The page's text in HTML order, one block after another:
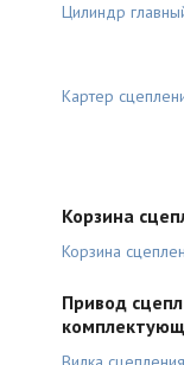
Цилиндр
Картер
Корзина
Корзина
Привод